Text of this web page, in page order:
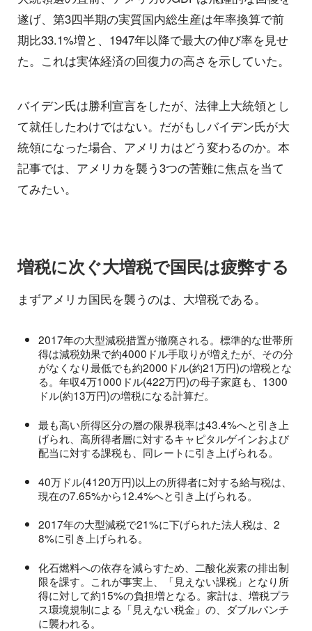
遂げ、第3四半期の実質国内総生産は年率換算で前
期比33.1%増と、1947年以降で最大の伸び率を見せ
た。これは実体経済の回復力の高さを示していた。
バイデン氏は勝利宣言をしたが、法律上大統領とし
て就任したわけではない。だがもしバイデン氏が大
統領になった場合、アメリカはどう変わるのか。本
記事では、アメリカを襲う3つの苦難に焦点を当て
てみたい。
増税に次ぐ大増税で国民は疲弊する
まずアメリカ国民を襲うのは、大増税である。
2017年の大型減税措置が撤廃される。標準的な世帯所
得は減税効果で約4000ドル手取りが増えたが、その分
がなくなり最低でも約2000ドル(約21万円)の増税とな
る。年収4万1000ドル(422万円)の母子家庭も、1300
ドル(約13万円)の増税になる計算だ。
最も高い所得区分の層の限界税率は43.4%へと引き上
げられ、高所得者層に対するキャピタルゲインおよび
配当に対する課税も、同レートに引き上げられる。
40万ドル(4120万円)以上の所得者に対する給与税は、
現在の7.65%から12.4%へと引き上げられる。
2017年の大型減税で21%に下げられた法人税は、2
8%に引き上げられる。
化石燃料への依存を減らすため、二酸化炭素の排出制
限を課す。これが事実上、「見えない課税」となり所
得に対して約15%の負担増となる。家計は、増税プラ
ス環境規制による「見えない税金」の、ダブルパンチ
に襲われる。